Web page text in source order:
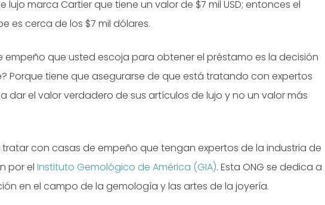
lujo marca Cartier que tiene un valor de $7 mil USD; entonces el
es cerca de los $7 mil dólares.
empeño que usted escoja para obtener el préstamo es la decisión
Porque tiene que asegurarse de que está tratando con expertos
dar el valor verdadero de sus artículos de lujo y no un valor más
con casas de empeño que tengan expertos de la industria de
por el Instituto Gemológico de América (GIA). Esta ONG se dedica a
en el campo de la gemología y las artes de la joyería.